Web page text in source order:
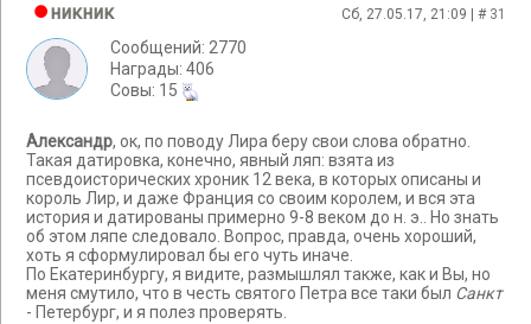
никник Сб, 27.05.17, 21:09 | # 31
Сообщений: 2770
Награды: 406
Cовы: 15
Александр, ок, по поводу Лира беру свои слова обратно.
Такая датировка, конечно, явный ляп: взята из
псевдоисторических хроник 12 века, в которых описаны и
король Лир, и даже Франция со своим королем, и вся эта
история и датированы примерно 9-8 веком до н. э.. Но знать
об этом ляпе следовало. Вопрос, правда, очень хороший,
хоть я сформулировал бы его чуть иначе.
По Екатеринбургу, я видите, размышлял также, как и Вы, но
меня смутило, что в честь святого Петра все таки был Санкт
- Петербург, и я полез проверять.